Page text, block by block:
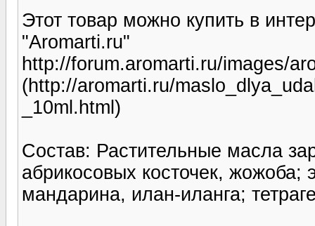
Этот товар можно купить в
"Aromarti.ru"
http://forum.aromarti.ru/images/
(http://aromarti.ru/
_10ml.html)
Состав: Растительные масла
абрикосовых косточек,
мандарина, илан-иланга;